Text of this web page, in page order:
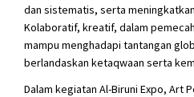
dan sistematis, serta
Kolaboratif, kreatif, dalam
mampu menghadapi tantangan
berlandaskan ketaqwaan serta
Dalam kegiatan Al-Biruni Expo, Art